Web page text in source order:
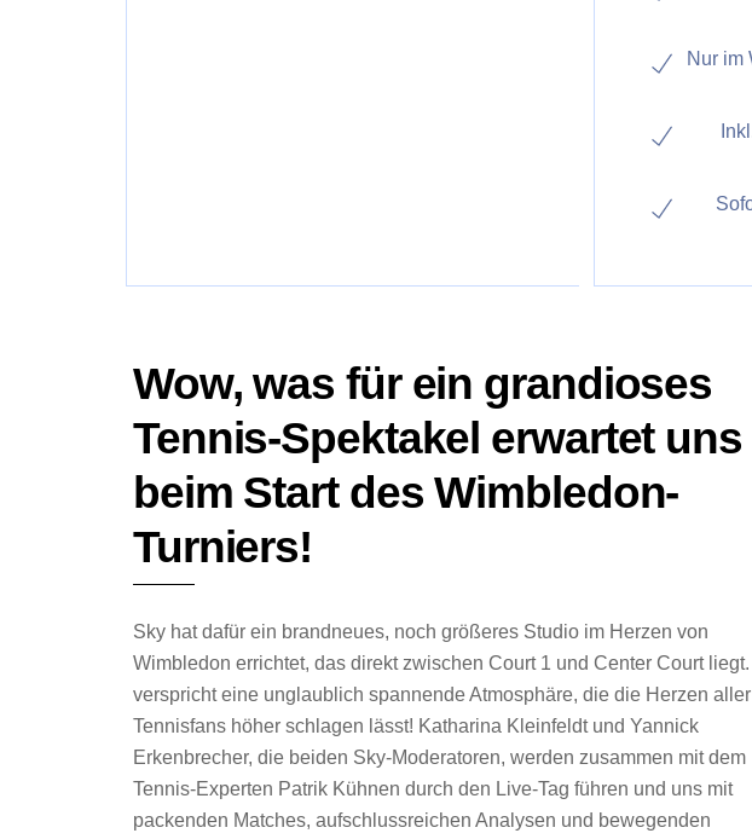
Nur im
Wow, was für ein grandioses
Tennis-Spektakel erwartet uns
beim Start des Wimbledon-
Turniers!
Sky hat dafür ein brandneues, noch größeres Studio im Herzen von
Wimbledon errichtet, das direkt zwischen Court 1 und Center Court
verspricht eine unglaublich spannende Atmosphäre, die die Herzen aller
Tennisfans höher schlagen lässt! Katharina Kleinfeldt und Yannick
Erkenbrecher, die beiden Sky-Moderatoren, werden zusammen mit dem
Tennis-Experten Patrik Kühnen durch den Live-Tag führen und uns mit
packenden Matches, aufschlussreichen Analysen und bewegenden